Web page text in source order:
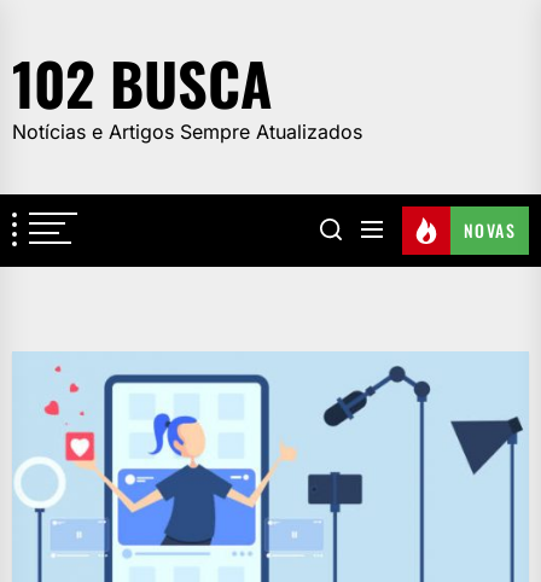
the
content
102 BUSCA
Notícias e Artigos Sempre Atualizados
NOVAS